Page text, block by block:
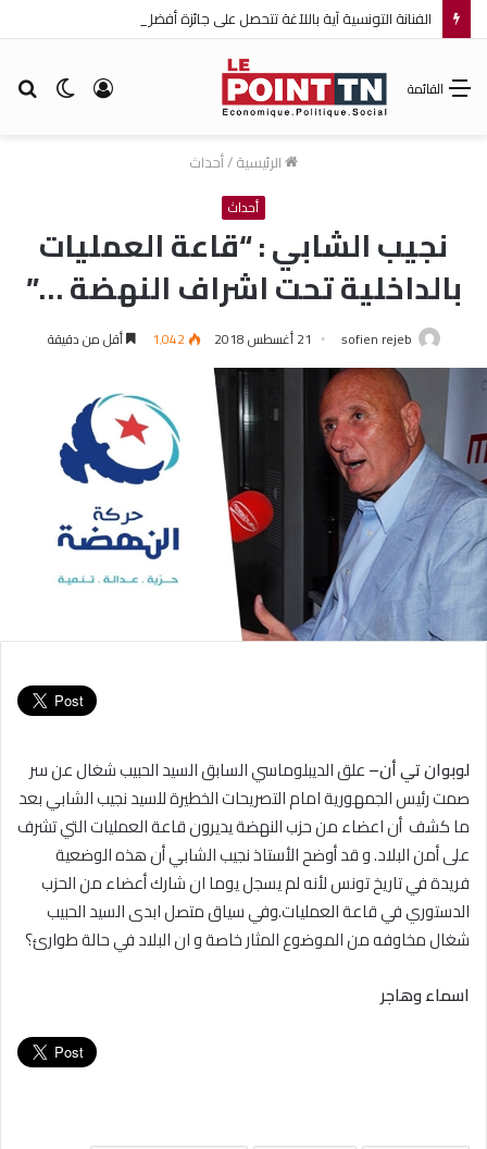
الوضع تسجيل
القائمة
الرئيسية/أحداث
أحداث
نجيب الشابي : “قاعة العمليات
بالداخلية تحت اشراف النهضة …”
sofien rejeb 21 أغسطس 2018 1٬042 أقل من دقيقة
لوبوان تي أن–علق الديبلوماسي السابق السيد الحبيب شغال عن سر
صمت رئيس الجمهورية امام التصريحات الخطيرة للسيد نجيب الشابي بعد
ما كشف أن اعضاء من حزب النهضة يديرون قاعة العمليات التي تشرف
على أمن البلاد. و قد أوضح الأستاذ نجيب الشابي أن هذه الوضعية
فريدة في تاريخ تونس لأنه لم يسجل يوما ان شارك أعضاء من الحزب
الدستوري في قاعة العمليات.وفي سياق متصل ابدى السيد الحبيب
شغال مخاوفه من الموضوع المثار خاصة و ان البلاد في حالة طوارئ؟
اسماء وهاجر